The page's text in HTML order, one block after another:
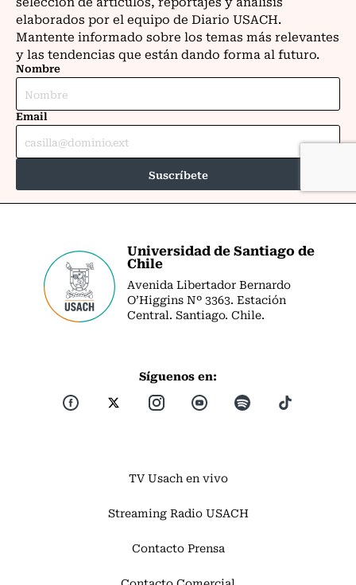
Universidad de Santiago de
Chile
Avenida Libertador Bernardo
O’Higgins Nº 3363. Estación
Central. Santiago. Chile.
Síguenos en:
TV Usach en vivo
Streaming Radio USACH
Contacto Prensa